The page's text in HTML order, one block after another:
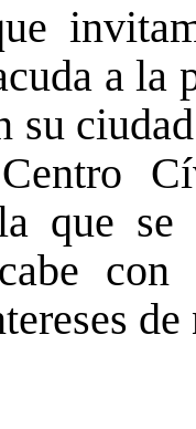
a la
su
que
de